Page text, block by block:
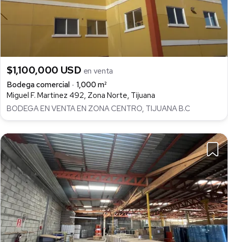
$1,100,000 USD en venta
Bodega comercial
1,000 m²
Miguel F. Martinez 492, Zona Norte, Tijuana
BODEGA EN VENTA EN ZONA CENTRO, TIJUANA B.C